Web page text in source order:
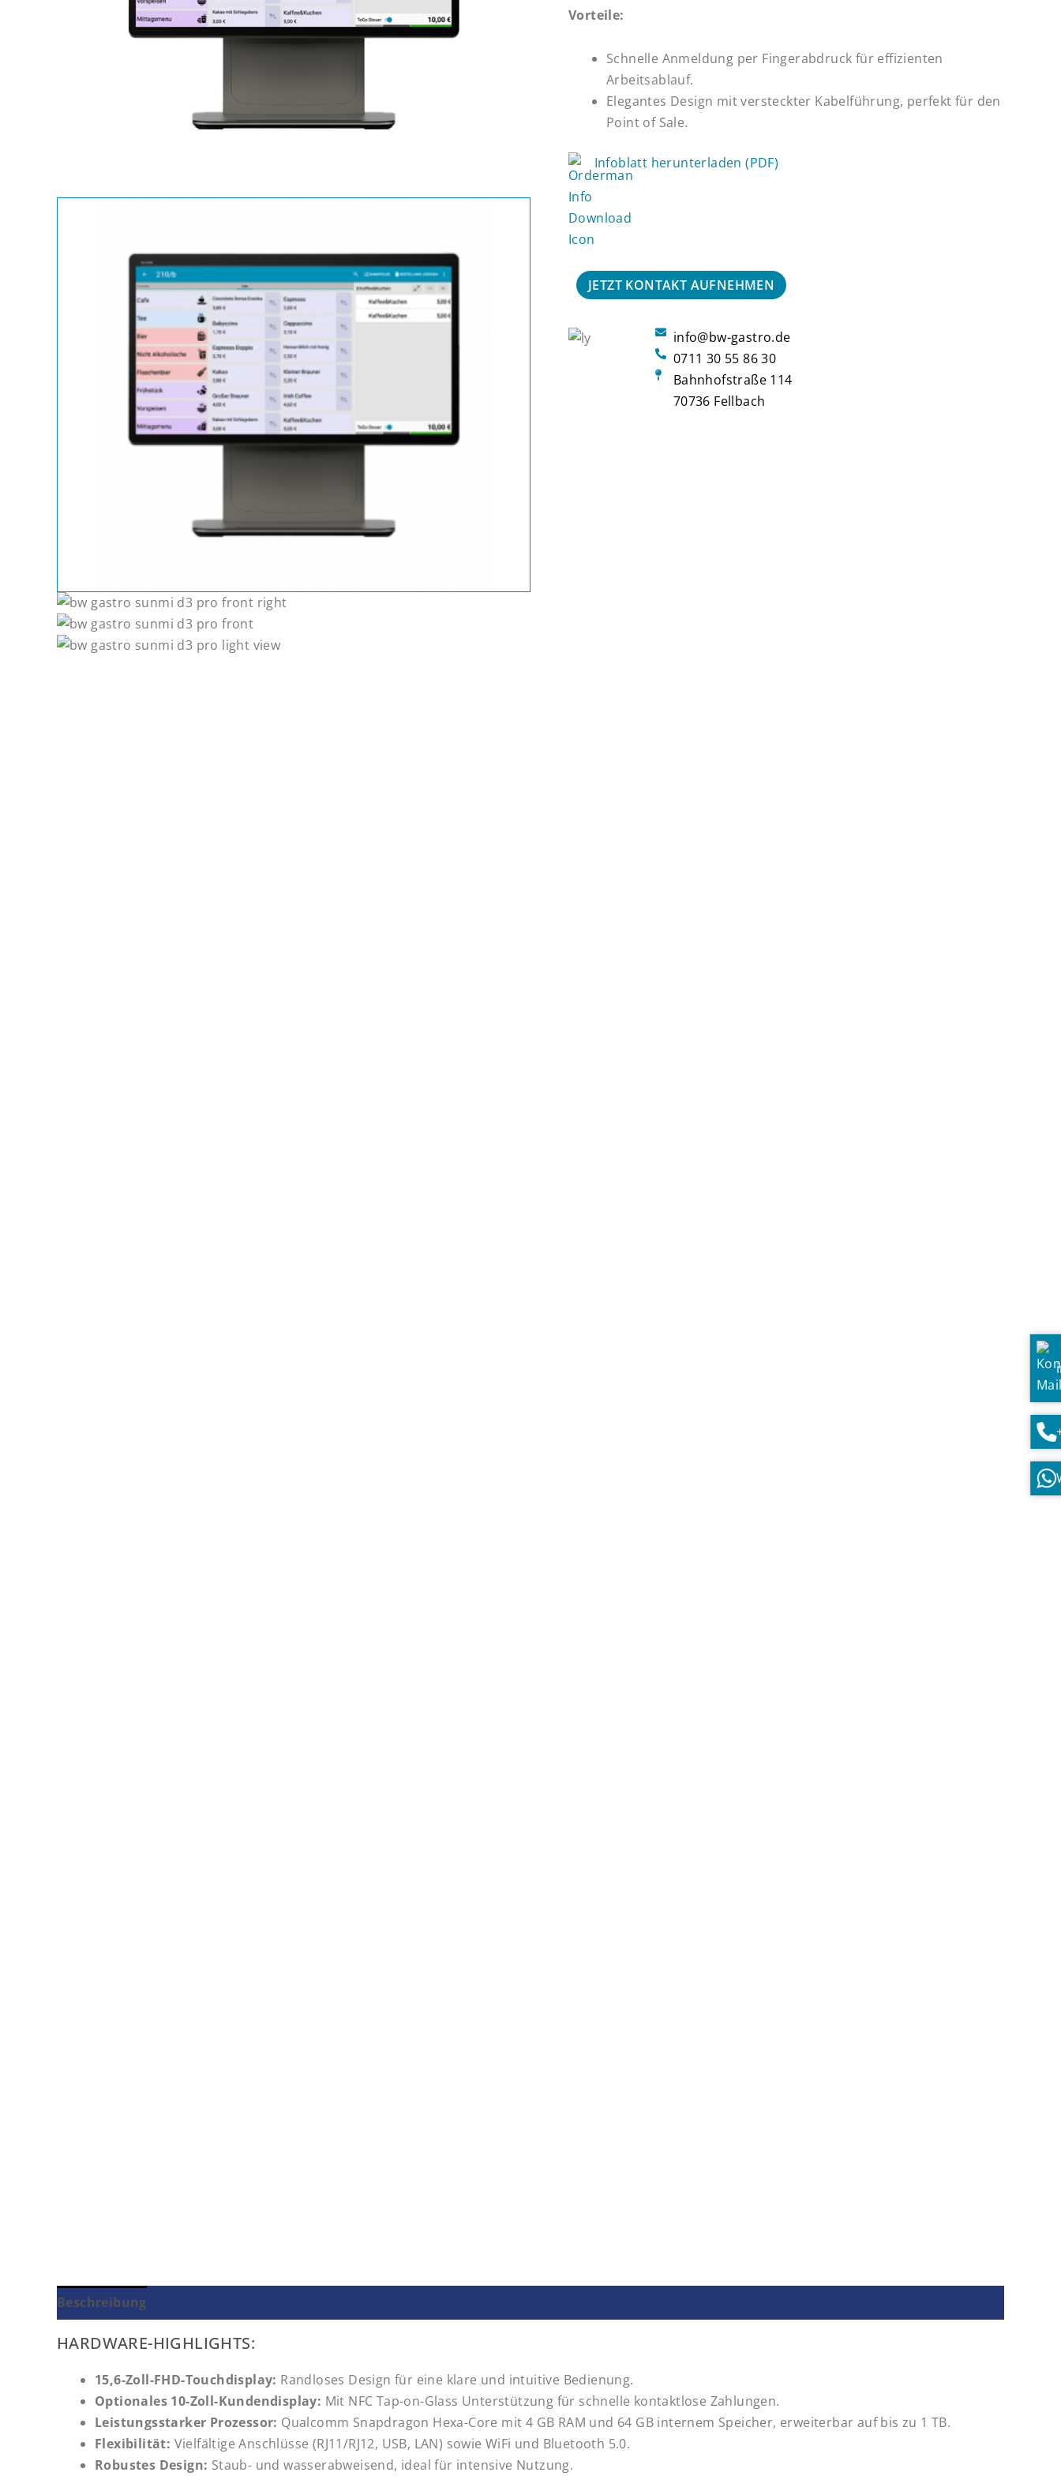
Vorteile:
Schnelle Anmeldung per Fingerabdruck für effizienten
Arbeitsablauf.
Elegantes Design mit versteckter Kabelführung, perfekt für den
Point of Sale.
Infoblatt herunterladen (PDF)
JETZT KONTAKT AUFNEHMEN
info@bw-gastro.de
0711 30 55 86 30
Bahnhofstraße 114
70736 Fellbach
Beschreibung
HARDWARE-HIGHLIGHTS:
15,6-Zoll-FHD-Touchdisplay: Randloses Design für eine klare und intuitive Bedienung.
Optionales 10-Zoll-Kundendisplay: Mit NFC Tap-on-Glass Unterstützung für schnelle kontaktlose Zahlungen.
Leistungsstarker Prozessor: Qualcomm Snapdragon Hexa-Core mit 4 GB RAM und 64 GB internem Speicher, erweiterbar auf bis zu 1 TB.
Flexibilität: Vielfältige Anschlüsse (RJ11/RJ12, USB, LAN) sowie WiFi und Bluetooth 5.0.
Robustes Design: Staub- und wasserabweisend, ideal für intensive Nutzung.